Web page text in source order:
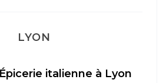
LYON
italienne à Lyon